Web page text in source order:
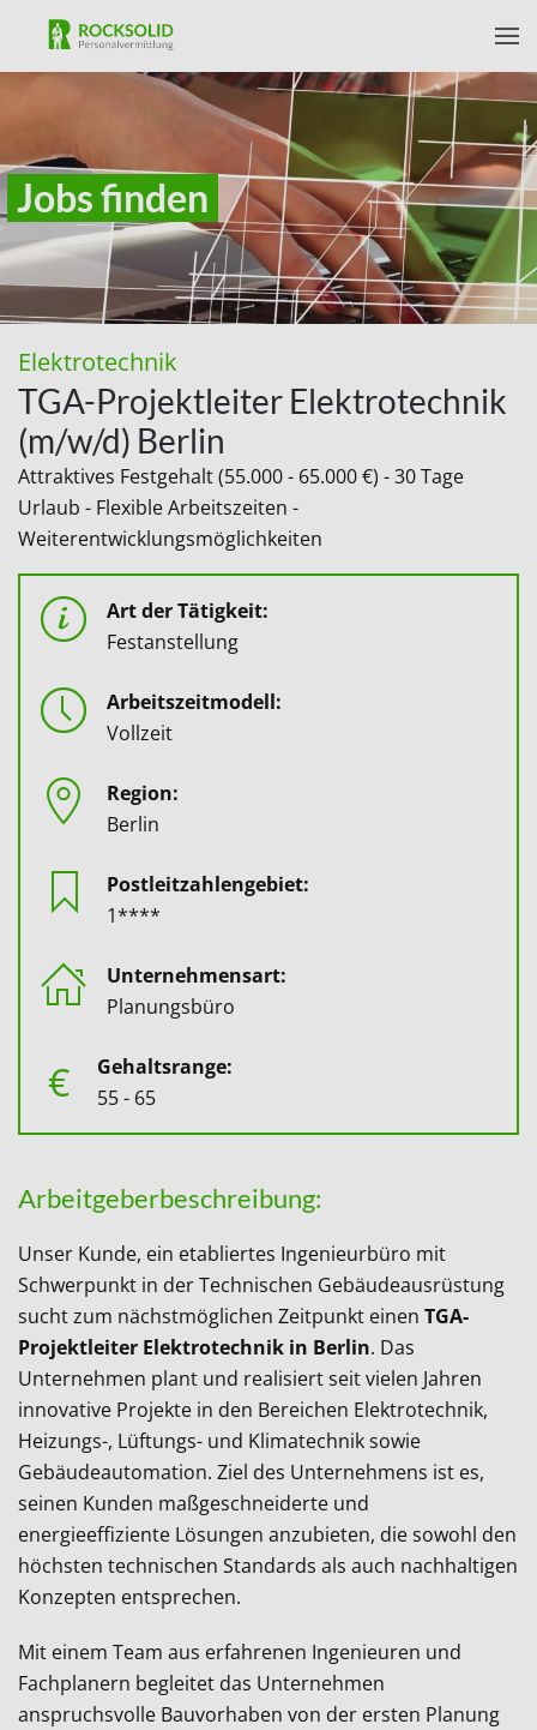
Skip to main content
Jobs finden
Elektrotechnik
TGA-Projektleiter Elektrotechnik
(m/w/d) Berlin
Attraktives Festgehalt (55.000 - 65.000 €) - 30 Tage
Urlaub - Flexible Arbeitszeiten -
Weiterentwicklungsmöglichkeiten
Art der Tätigkeit:
Festanstellung
Arbeitszeitmodell:
Vollzeit
Region:
Berlin
Postleitzahlengebiet:
1****
Unternehmensart:
Planungsbüro
€
Gehaltsrange:
55 - 65
Arbeitgeberbeschreibung:
Unser Kunde, ein etabliertes Ingenieurbüro mit
Schwerpunkt in der Technischen Gebäudeausrüstung
sucht zum nächstmöglichen Zeitpunkt einen TGA-
Projektleiter Elektrotechnik in Berlin. Das
Unternehmen plant und realisiert seit vielen Jahren
innovative Projekte in den Bereichen Elektrotechnik,
Heizungs-, Lüftungs- und Klimatechnik sowie
Gebäudeautomation. Ziel des Unternehmens ist es,
seinen Kunden maßgeschneiderte und
energieeffiziente Lösungen anzubieten, die sowohl den
höchsten technischen Standards als auch nachhaltigen
Konzepten entsprechen.
Mit einem Team aus erfahrenen Ingenieuren und
Fachplanern begleitet das Unternehmen
anspruchsvolle Bauvorhaben von der ersten Planung